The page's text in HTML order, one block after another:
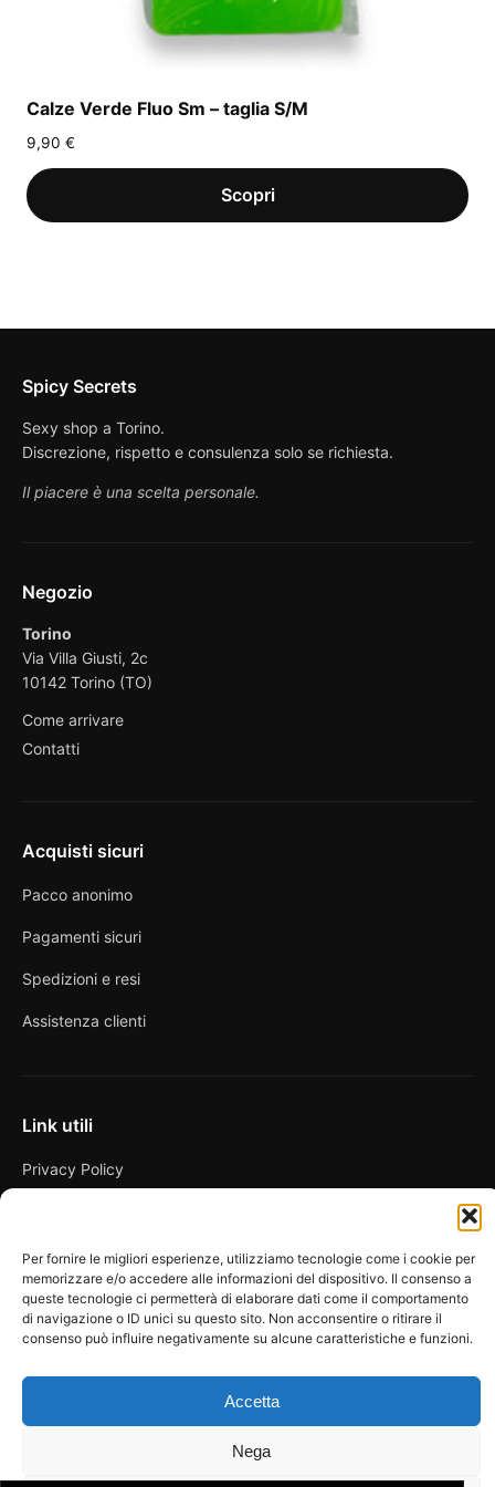
Per fornire le migliori esperienze, utilizziamo tecnologie come i cookie per
memorizzare e/o accedere alle informazioni del dispositivo. Il consenso a
queste tecnologie ci permetterà di elaborare dati come il comportamento
di navigazione o ID unici su questo sito. Non acconsentire o ritirare il
consenso può influire negativamente su alcune caratteristiche e funzioni.
Accetta
Nega
Calze Verde Fluo Sm – taglia S/M
9,90 €
Spicy Secrets
Sexy shop a Torino.
Discrezione, rispetto e consulenza solo se richiesta.
Il piacere è una scelta personale.
Negozio
Torino
Via Villa Giusti, 2c
10142 Torino (TO)
Come arrivare
Contatti
Acquisti sicuri
Pacco anonimo
Pagamenti sicuri
Spedizioni e resi
Assistenza clienti
Link utili
Privacy Policy
Cookie Policy
FAQ
La Bottega dei Desideri di D’Avascio Enrico
Pagamenti gestiti tramite circuiti sicuri e certificati.